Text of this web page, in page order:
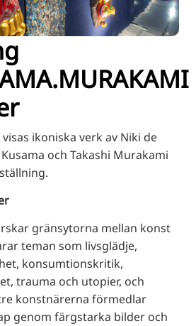
FR
PT
RU
KO
BG
ikoniska verk av Niki de
och Takashi Murakami
gränsytorna mellan konst
teman som livsglädje,
konsumtionskritik,
trauma och utopier, och
konstnärerna förmedlar
genom färgstarka bilder och